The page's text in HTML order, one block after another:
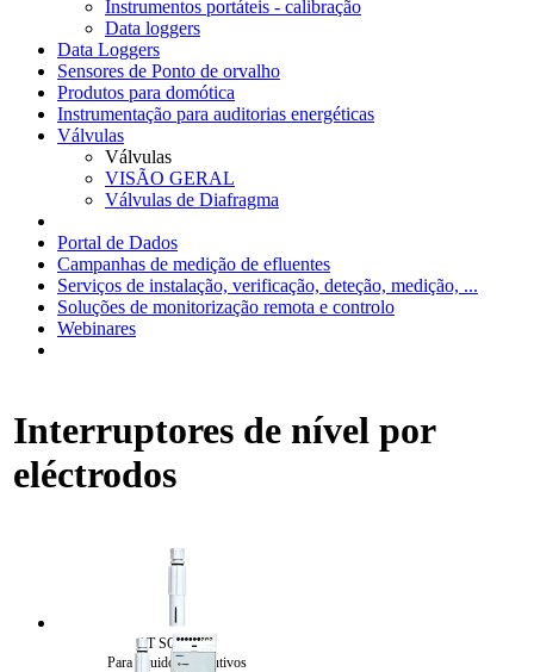
Instrumentos portáteis - calibração
Data loggers
Data Loggers
Sensores de Ponto de orvalho
Produtos para domótica
Instrumentação para auditorias energéticas
Válvulas
Válvulas
VISÃO GERAL
Válvulas de Diafragma
Portal de Dados
Campanhas de medição de efluentes
Serviços de instalação, verificação, deteção, medição, ...
Soluções de monitorização remota e controlo
Webinares
Interruptores de nível por
eléctrodos
AT SONDES
Para líquidos condutivos